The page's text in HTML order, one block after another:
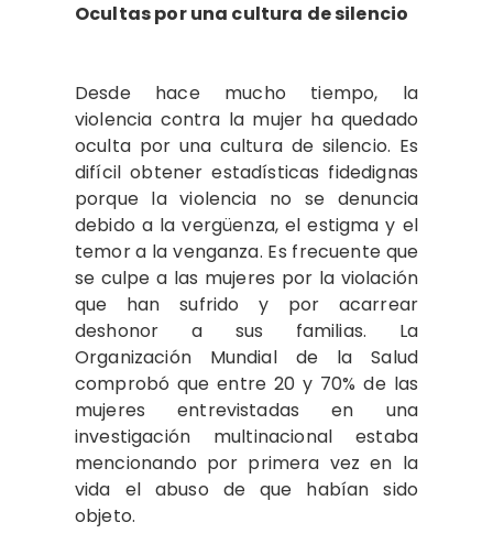
Ocultas por una cultura de silencio
Desde hace mucho tiempo, la
violencia contra la mujer ha quedado
oculta por una cultura de silencio. Es
difícil obtener estadísticas fidedignas
porque la violencia no se denuncia
debido a la vergüenza, el estigma y el
temor a la venganza. Es frecuente que
se culpe a las mujeres por la violación
que han sufrido y por acarrear
deshonor a sus familias. La
Organización Mundial de la Salud
comprobó que entre 20 y 70% de las
mujeres entrevistadas en una
investigación multinacional estaba
mencionando por primera vez en la
vida el abuso de que habían sido
objeto.